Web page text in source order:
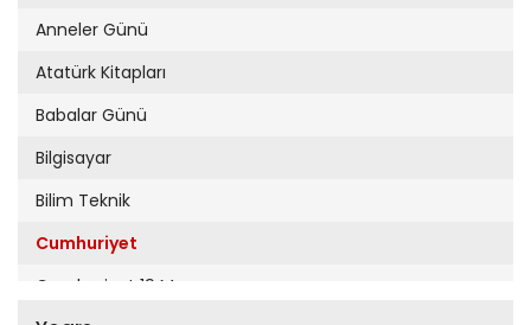
Anneler Günü
Atatürk Kitapları
Babalar Günü
Bilgisayar
Bilim Teknik
Cumhuriyet
Cumhuriyet 19 Mayıs